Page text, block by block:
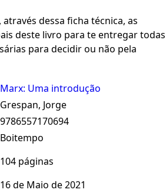
dessa ficha técnica, as
deste livro para te entregar todas
para decidir ou não pela
Marx: Uma introdução
Grespan, Jorge
9786557170694
Boitempo
104 páginas
16 de Maio de 2021